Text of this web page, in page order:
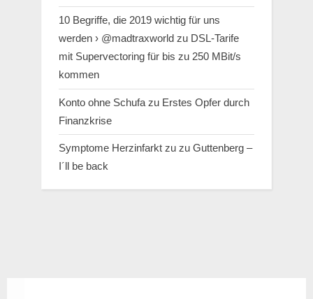
10 Begriffe, die 2019 wichtig für uns
werden › @madtraxworld zu DSL-Tarife
mit Supervectoring für bis zu 250 MBit/s
kommen
Konto ohne Schufa zu Erstes Opfer durch
Finanzkrise
Symptome Herzinfarkt zu zu Guttenberg –
I´ll be back